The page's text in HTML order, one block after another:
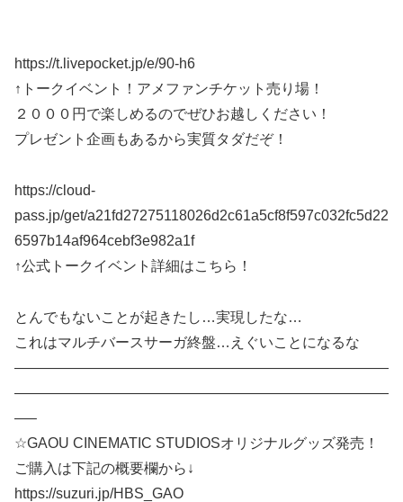
https://t.livepocket.jp/e/90-h6
↑トークイベント！アメファンチケット売り場！
２０００円で楽しめるのでぜひお越しください！
プレゼント企画もあるから実質タダだぞ！
https://cloud-
pass.jp/get/a21fd27275118026d2c61a5cf8f597c032fc5d22
6597b14af964cebf3e982a1f
↑公式トークイベント詳細はこちら！
とんでもないことが起きたし…実現したな…
これはマルチバースサーガ終盤…えぐいことになるな
——————————————————————————
——————————————————————————
—–
☆GAOU CINEMATIC STUDIOSオリジナルグッズ発売！
ご購入は下記の概要欄から↓
https://suzuri.jp/HBS_GAO